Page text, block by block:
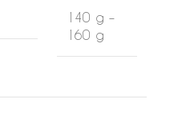
140 g –
160 g